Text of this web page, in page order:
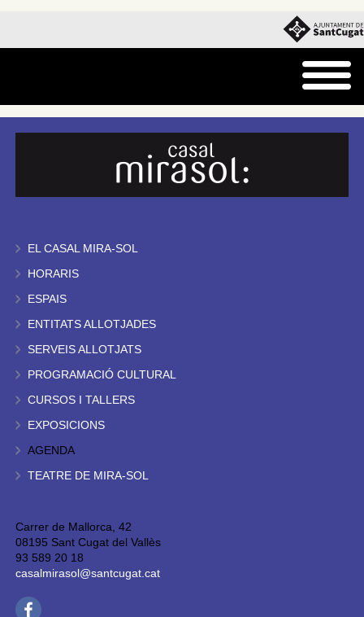
EL CASAL MIRA-SOL
HORARIS
ESPAIS
ENTITATS ALLOTJADES
SERVEIS ALLOTJATS
PROGRAMACIÓ CULTURAL
CURSOS I TALLERS
EXPOSICIONS
AGENDA
TEATRE DE MIRA-SOL
Carrer de Mallorca, 42
08195 Sant Cugat del Vallès
93 589 20 18
casalmirasol@santcugat.cat